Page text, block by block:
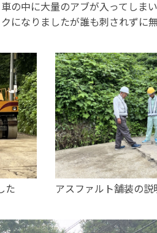
の中に大量のアブが入ってしまい
になりましたが誰も刺されずに
た アスファルト舗装の説